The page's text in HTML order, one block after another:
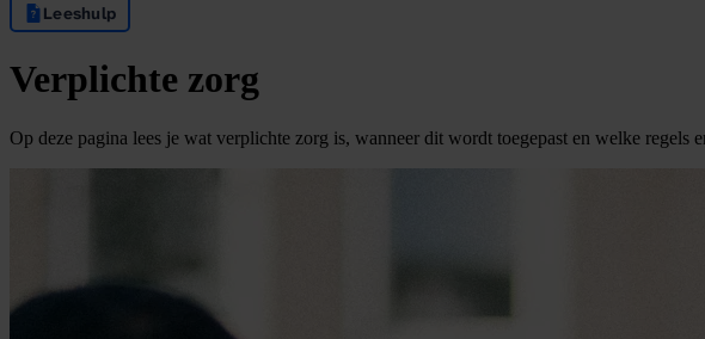
Leeshulp
Verplichte zorg
Op deze pagina lees je wat verplichte zorg is, wanneer dit wordt toegepast en welke regels